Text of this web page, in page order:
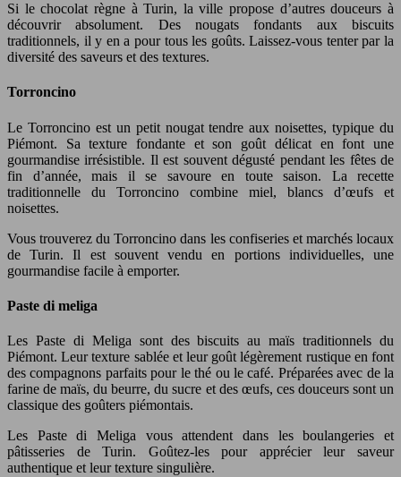
Si le chocolat règne à Turin, la ville propose d’autres douceurs à
découvrir absolument. Des nougats fondants aux biscuits
traditionnels, il y en a pour tous les goûts. Laissez-vous tenter par la
diversité des saveurs et des textures.
Torroncino
Le Torroncino est un petit nougat tendre aux noisettes, typique du
Piémont. Sa texture fondante et son goût délicat en font une
gourmandise irrésistible. Il est souvent dégusté pendant les fêtes de
fin d’année, mais il se savoure en toute saison. La recette
traditionnelle du Torroncino combine miel, blancs d’œufs et
noisettes.
Vous trouverez du Torroncino dans les confiseries et marchés locaux
de Turin. Il est souvent vendu en portions individuelles, une
gourmandise facile à emporter.
Paste di meliga
Les Paste di Meliga sont des biscuits au maïs traditionnels du
Piémont. Leur texture sablée et leur goût légèrement rustique en font
des compagnons parfaits pour le thé ou le café. Préparées avec de la
farine de maïs, du beurre, du sucre et des œufs, ces douceurs sont un
classique des goûters piémontais.
Les Paste di Meliga vous attendent dans les boulangeries et
pâtisseries de Turin. Goûtez-les pour apprécier leur saveur
authentique et leur texture singulière.